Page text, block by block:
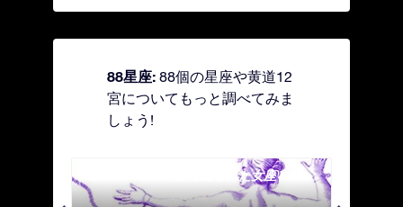
88星座: 88個の星座や黄道12
宮についてもっと調べてみま
しょう!
Andromeda - 鎖で縛られた女座